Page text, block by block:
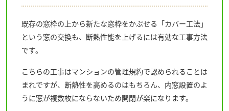
既存の窓枠の上から新たな窓枠をかぶせる「カバー工法」
という窓の交換も、断熱性能を上げるには有効な工事方法
です。
こちらの工事はマンションの管理規約で認められることは
まれですが、断熱性を高めるのはもちろん、内窓設置のよ
うに窓が複数枚にならないため開閉が楽になります。